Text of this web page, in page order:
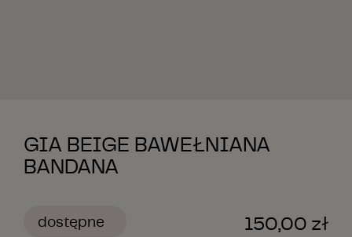
GIA BEIGE BAWEŁNIANA
BANDANA
dostępne 150,00 zł